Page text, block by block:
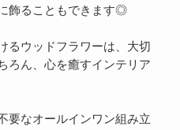
飾ることもできます◎
るウッドフラワーは、大切
ろん、心を癒すインテリア
要なオールインワン組み立